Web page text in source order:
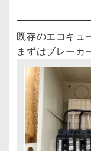
既存のエコキュ
まずはブレーカ